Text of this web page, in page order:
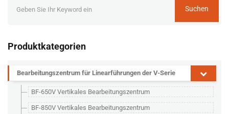
Suchen
Produktkategorien
Bearbeitungszentrum für Linearführungen der V-Serie
BF-650V Vertikales Bearbeitungszentrum
BF-850V Vertikales Bearbeitungszentrum